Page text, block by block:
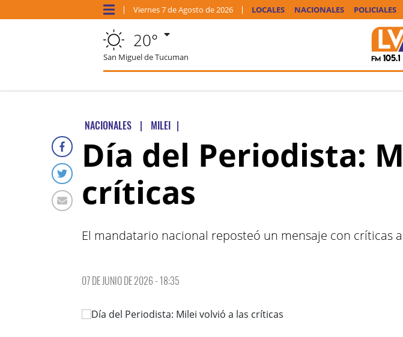
Viernes7 deAgosto de 2026 LOCALES NACIONALES POLICIALES
20°
San Miguel de Tucuman
NACIONALES | MILEI |
Día del Periodista:
críticas
El mandatario nacional reposteó un mensaje con críticas
07 DE JUNIO DE 2026 - 18:35